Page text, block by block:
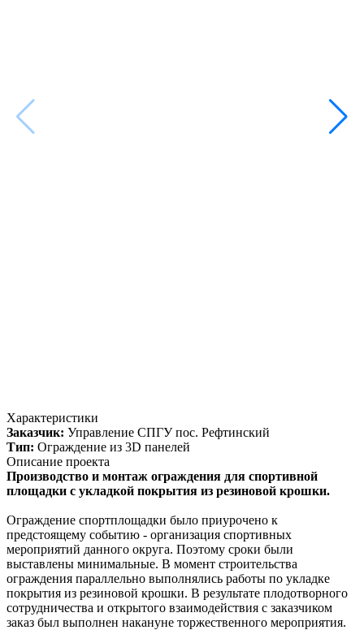
Характеристики
Заказчик: Управление СПГУ пос. Рефтинский
Тип: Ограждение из 3D панелей
Описание проекта
Производство и монтаж ограждения для спортивной
площадки с укладкой покрытия из резиновой крошки.
Ограждение спортплощадки было приурочено к
предстоящему событию - организация спортивных
мероприятий данного округа. Поэтому сроки были
выставлены минимальные. В момент строительства
ограждения параллельно выполнялись работы по укладке
покрытия из резиновой крошки. В результате плодотворного
сотрудничества и открытого взаимодействия с заказчиком
заказ был выполнен накануне торжественного мероприятия.